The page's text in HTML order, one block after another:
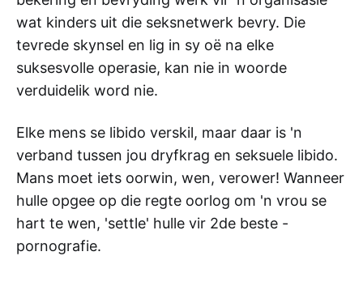
wat kinders uit die seksnetwerk bevry. Die
tevrede skynsel en lig in sy oë na elke
suksesvolle operasie, kan nie in woorde
verduidelik word nie.
Elke mens se libido verskil, maar daar is 'n
verband tussen jou dryfkrag en seksuele libido.
Mans moet iets oorwin, wen, verower! Wanneer
hulle opgee op die regte oorlog om 'n vrou se
hart te wen, 'settle' hulle vir 2de beste -
pornografie.